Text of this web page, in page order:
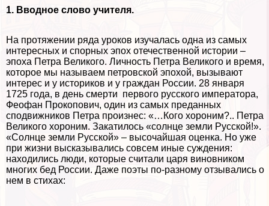
1. Вводное слово учителя.
На протяжении ряда уроков изучалась одна из самых
интересных и спopных эпох отечественной истории –
эпоха Петра Великого. Личность Петра Великого и время,
которое мы называем петровской эпохой, вызывают
интерес и у историков и у граждан России. 28 января
1725 года, в день cмepти первого русского императора,
Феофан Прокопович, один из самых преданных
сподвижников Петра произнес: «…Кого хороним?.. Петра
Великого хороним. Закатилось «солнце земли Русской!».
«Солнце земли Русской» – высочайшая оценка. Но уже
при жизни высказывались совсем иные суждения:
находились люди, которые считали царя виновником
многих бед России. Даже поэты по-разному отзывались о
нем в стихах: